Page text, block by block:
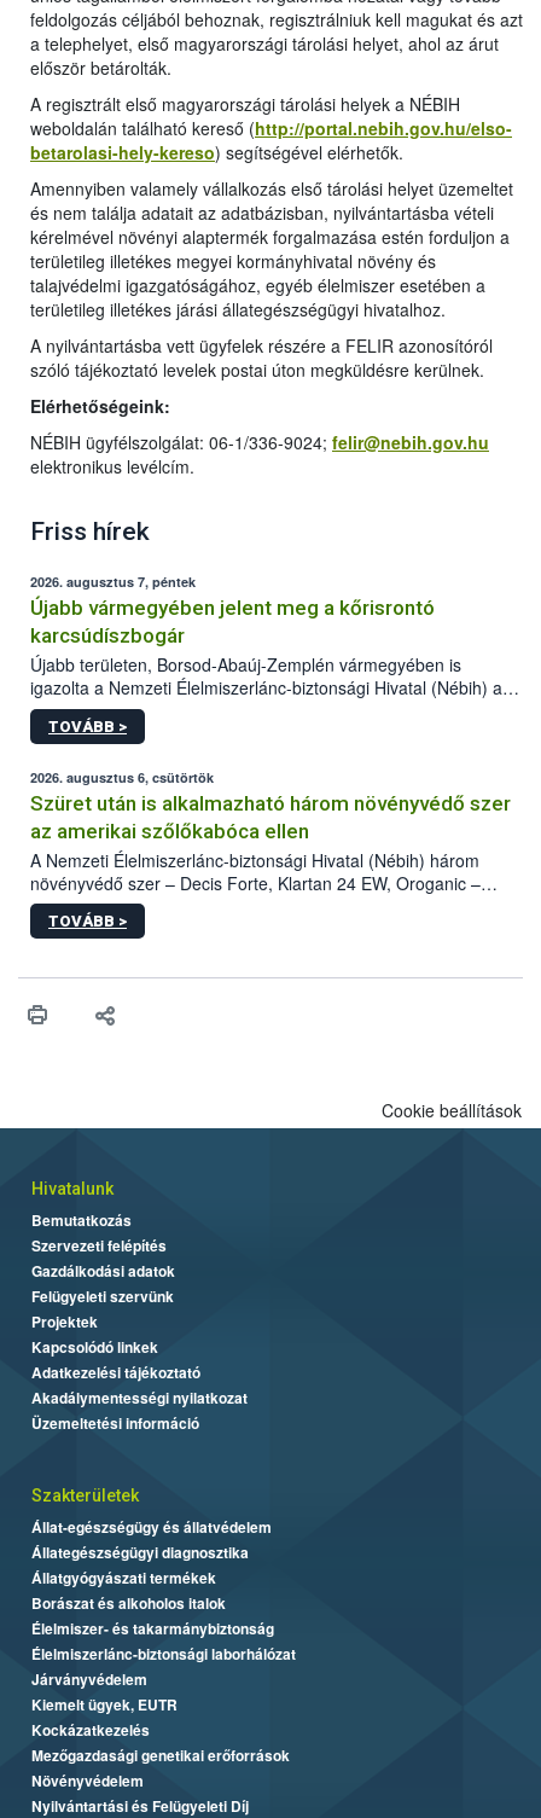
feldolgozás céljából behoznak, regisztrálniuk kell magukat és azt
a telephelyet, első magyarországi tárolási helyet, ahol az árut
először betárolták.
A regisztrált első magyarországi tárolási helyek a NÉBIH
weboldalán található kereső (http://portal.nebih.gov.hu/elso-
betarolasi-hely-kereso) segítségével elérhetők.
Amennyiben valamely vállalkozás első tárolási helyet üzemeltet
és nem találja adatait az adatbázisban, nyilvántartásba vételi
kérelmével növényi alaptermék forgalmazása estén forduljon a
területileg illetékes megyei kormányhivatal növény és
talajvédelmi igazgatóságához, egyéb élelmiszer esetében a
területileg illetékes járási állategészségügyi hivatalhoz.
A nyilvántartásba vett ügyfelek részére a FELIR azonosítóról
szóló tájékoztató levelek postai úton megküldésre kerülnek.
Elérhetőségeink:
NÉBIH ügyfélszolgálat: 06-1/336-9024; felir@nebih.gov.hu
elektronikus levélcím.
Friss hírek
2026. augusztus 7, péntek
Újabb vármegyében jelent meg a kőrisrontó
karcsúdíszbogár
Újabb területen, Borsod-Abaúj-Zemplén vármegyében is
igazolta a Nemzeti Élelmiszerlánc-biztonsági Hivatal (Nébih) a
kőrisrontó karcsúdíszbogár (Agrilus planipennis) jelenlétét. A
kártevőt nem csak színcsapdában találták meg, de már fertőzött
az intenzív felderítést, emellett az intézkedéseket a szlovák
hatósággal is összehangolják a terjedés megállítása érdekében.
TOVÁBB >
2026. augusztus 6, csütörtök
Szüret után is alkalmazható három növényvédő szer
az amerikai szőlőkabóca ellen
A Nemzeti Élelmiszerlánc-biztonsági Hivatal (Nébih) három
növényvédő szer – Decis Forte, Klartan 24 EW, Oroganic –
engedélyokiratát módosította, így azok a szüretet követően,
egészen a vesszőérettség (BBCH 91) stádiumáig
érésű szőlőkben is legyen lehetőség a károsító elleni további
felhasználók számára is elérhető és ökológiai termesztésben is
TOVÁBB >
Cookie beállítások
Hivatalunk
Bemutatkozás
Szervezeti felépítés
Gazdálkodási adatok
Felügyeleti szervünk
Projektek
Kapcsolódó linkek
Adatkezelési tájékoztató
Akadálymentességi nyilatkozat
Üzemeltetési információ
Szakterületek
Állat-egészségügy és állatvédelem
Állategészségügyi diagnosztika
Állatgyógyászati termékek
Borászat és alkoholos italok
Élelmiszer- és takarmánybiztonság
Élelmiszerlánc-biztonsági laborhálózat
Járványvédelem
Kiemelt ügyek, EUTR
Kockázatkezelés
Mezőgazdasági genetikai erőforrások
Növényvédelem
Nyilvántartási és Felügyeleti Díj